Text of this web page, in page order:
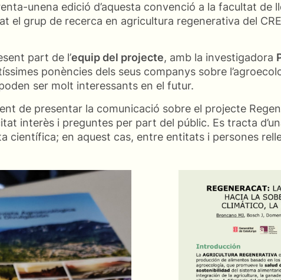
unena edició d’aquesta convenció a la facultat
el grup de recerca en agricultura regenerativa del
part de l’equip del projecte, amb la investigadora
ponències dels seus companys sobre
ser molt interessants en el futur.
de presentar la comunicació sobre el projecte
interès i preguntes per part del públic. Es tracta
científica; en aquest cas, entre entitats i persones